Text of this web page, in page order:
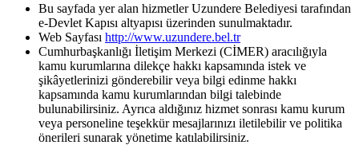
Bu sayfada yer alan hizmetler Uzundere Belediyesi tarafından
e-Devlet Kapısı altyapısı üzerinden sunulmaktadır.
Web Sayfası http://www.uzundere.bel.tr
Cumhurbaşkanlığı İletişim Merkezi (CİMER) aracılığıyla
kamu kurumlarına dilekçe hakkı kapsamında istek ve
şikâyetlerinizi gönderebilir veya bilgi edinme hakkı
kapsamında kamu kurumlarından bilgi talebinde
bulunabilirsiniz. Ayrıca aldığınız hizmet sonrası kamu kurum
veya personeline teşekkür mesajlarınızı iletilebilir ve politika
önerileri sunarak yönetime katılabilirsiniz.